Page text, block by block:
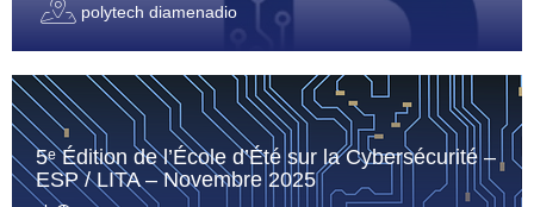
polytech diamenadio
5ᵉ Édition de l’École d’Été sur la Cybersécurité –
ESP / LITA – Novembre 2025